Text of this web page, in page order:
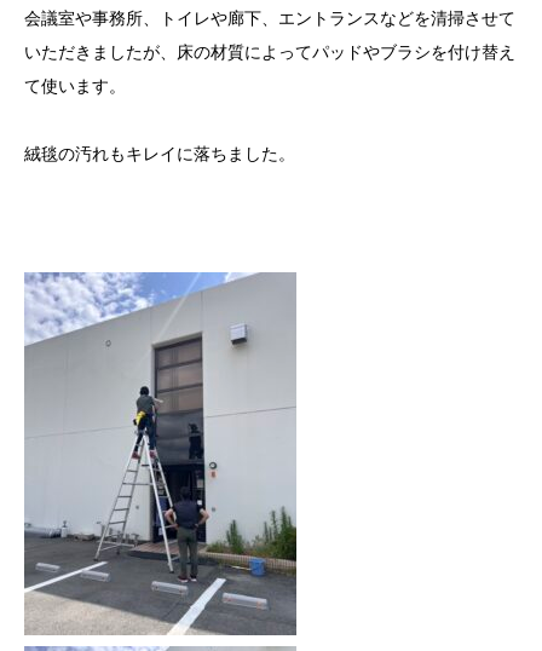
会議室や事務所、トイレや廊下、エントランスなどを清掃させて
いただきましたが、床の材質によってパッドやブラシを付け替え
て使います。
絨毯の汚れもキレイに落ちました。